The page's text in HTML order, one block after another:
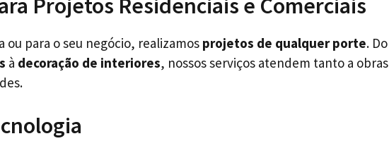
ou para o seu negócio, realizamos projetos de qualquer porte. Do
à decoração de interiores, nossos serviços atendem tanto a obras